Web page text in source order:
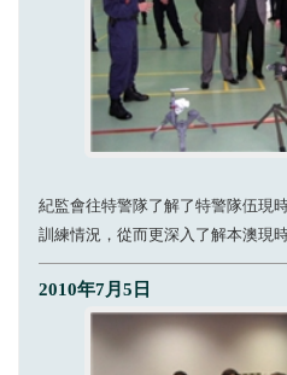
紀監會往特警隊了解了特警隊伍現
訓練情況，從而更深入了解本澳現
2010年7月5日